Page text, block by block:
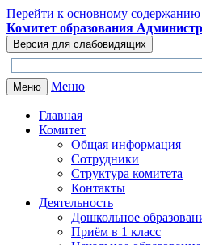
Перейти к основному содержанию
Комитет образования
Меню Меню
Главная
Комитет
Общая информация
Сотрудники
Структура комитета
Контакты
Деятельность
Дошкольное
Приём в 1 класс